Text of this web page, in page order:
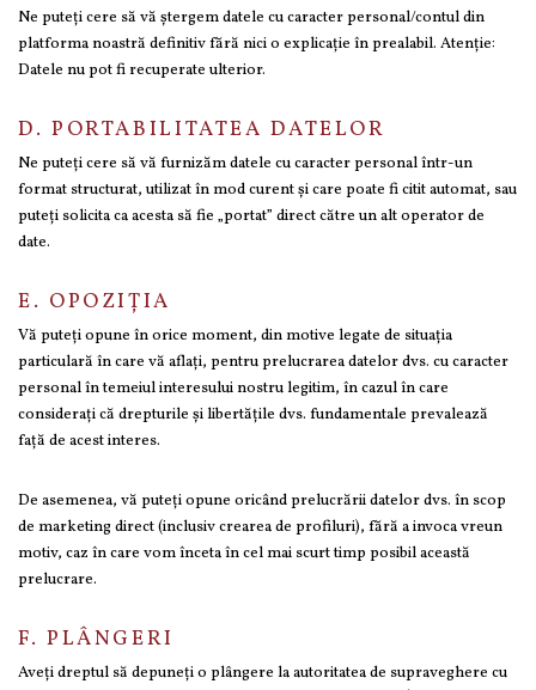
Ne puteți cere să vă ștergem datele cu caracter personal/contul din
platforma noastră definitiv fără nici o explicație în prealabil. Atenție:
Datele nu pot fi recuperate ulterior.
D. PORTABILITATEA DATELOR
Ne puteți cere să vă furnizăm datele cu caracter personal într-un
format structurat, utilizat în mod curent și care poate fi citit automat, sau
puteți solicita ca acesta să fie „portat” direct către un alt operator de
date.
E. OPOZIȚIA
Vă puteți opune în orice moment, din motive legate de situația
particulară în care vă aflați, pentru prelucrarea datelor dvs. cu caracter
personal în temeiul interesului nostru legitim, în cazul în care
considerați că drepturile și libertățile dvs. fundamentale prevalează
față de acest interes.
De asemenea, vă puteți opune oricând prelucrării datelor dvs. în scop
de marketing direct (inclusiv crearea de profiluri), fără a invoca vreun
motiv, caz în care vom înceta în cel mai scurt timp posibil această
prelucrare.
F. PLÂNGERI
Aveți dreptul să depuneți o plângere la autoritatea de supraveghere cu